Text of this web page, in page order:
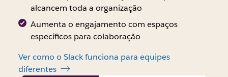
alcancem toda a organização
Aumenta o engajamento com espaços
específicos para colaboração
Ver como o Slack funciona para equipes
diferentes